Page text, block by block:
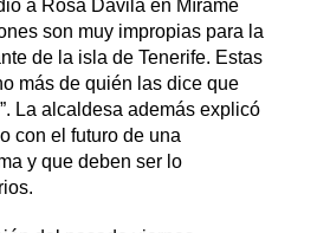
a Rosa Dávila en Mírame
son muy impropias para la
de la isla de Tenerife. Estas
más de quién las dice que
La alcaldesa además explicó
con el futuro de una
y que deben ser lo